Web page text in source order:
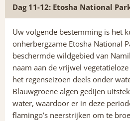
Dag 11-12: Etosha National
Uw volgende bestemming is het
onherbergzame Etosha National
beschermde wildgebied van
naam aan de vrijwel
het regenseizoen deels onder
Blauwgroene algen gedijen
water, waardoor er in deze
flamingo’s neerstrijken om te